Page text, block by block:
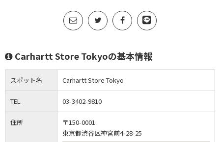
Carhartt Store Tokyoの基本情報
スポット名 Carhartt Store Tokyo
TEL 03-3402-9810
住所
〒150-0001
東京都渋谷区神宮前4-28-25